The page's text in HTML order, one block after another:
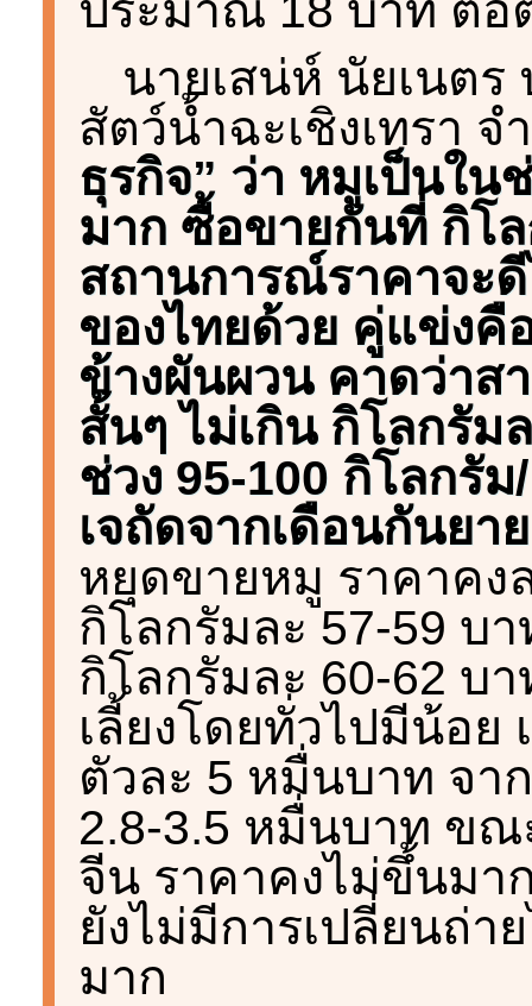
นายเสน่ห์ นัยเนต
สัตว์น้ำฉะเชิงเทรา
ธุรกิจ” ว่า หมูเป็นใน
มาก ซื้อขายกันที่ กิโ
สถานการณ์ราคาจะ
ของไทยด้วย คู่แข่งคื
ข้างผันผวน คาดว่าส
สั้นๆ ไม่เกิน กิโลกรั
ช่วง 95-100 กิโลกรั
เจถัดจากเดือนกันยา
หยุดขายหมู ราคาคง
กิโลกรัมละ 57-59 บ
กิโลกรัมละ 60-62 บ
เลี้ยงโดยทั่วไปมีน้อย
ตัวละ 5 หมื่นบาท จา
2.8-3.5 หมื่นบาท ขณ
จีน ราคาคงไม่ขึ้นมา
ยังไม่มีการเปลี่ยนถ่า
มาก